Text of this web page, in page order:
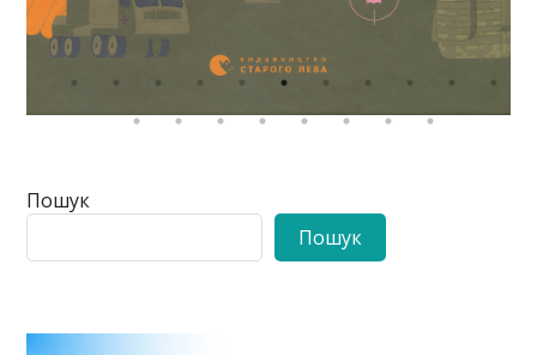
Пошук
Пошук